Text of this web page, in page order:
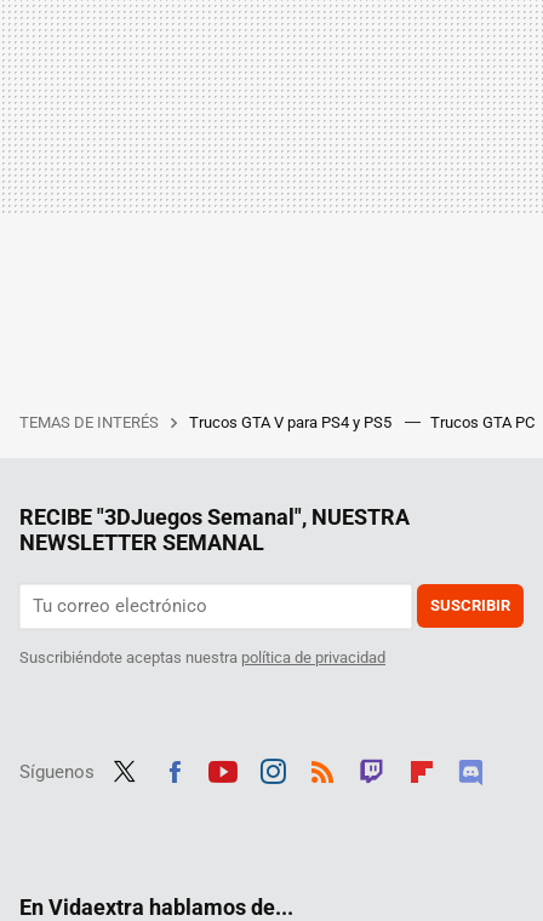
TEMAS DE INTERÉS Trucos GTA V para PS4 y PS5 Trucos GTA PC
RECIBE "3DJuegos Semanal", NUESTRA
NEWSLETTER SEMANAL
SUSCRIBIR
Suscribiéndote aceptas nuestra política de privacidad
Síguenos
En Vidaextra hablamos de...